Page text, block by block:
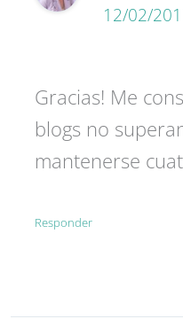
12/02/
Gracias! Me
blogs no
mantenerse
Responder